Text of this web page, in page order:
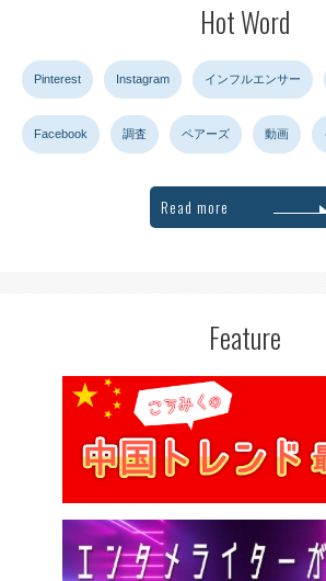
Hot Word
Pinterest Instagram インフルエンサー
Facebook 調査 ペアーズ 動画
Read more
Feature